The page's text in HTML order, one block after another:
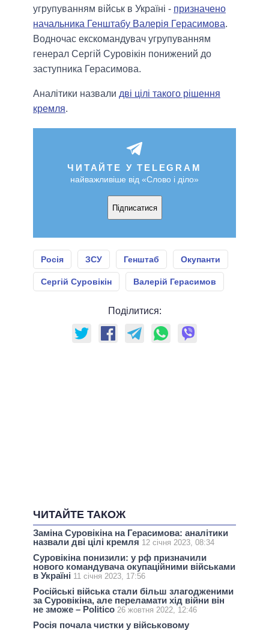
угрупуванням військ в Україні - призначено
начальника Генштабу Валерія Герасимова.
Водночас екскомандувач угрупуванням
генерал Сергій Суровікін понижений до
заступника Герасимова.
Аналітики назвали дві цілі такого рішення
кремля.
ЧИТАЙТЕ У TELEGRAM
найважливіше від «Слово і діло»
Підписатися
Росія ЗСУ Генштаб Окупанти
Сергій Суровікін Валерій Герасимов
Поділитися:
ЧИТАЙТЕ ТАКОЖ
Заміна Суровікіна на Герасимова: аналітики
назвали дві цілі кремля 12 січня 2023, 08:34
Суровікіна понизили: у рф призначили
нового командувача окупаційними військами
в Україні 11 січня 2023, 17:56
Російські війська стали більш злагодженими
за Суровікіна, але переламати хід війни він
не зможе – Politico 26 жовтня 2022, 12:46
Росія почала чистки у військовому